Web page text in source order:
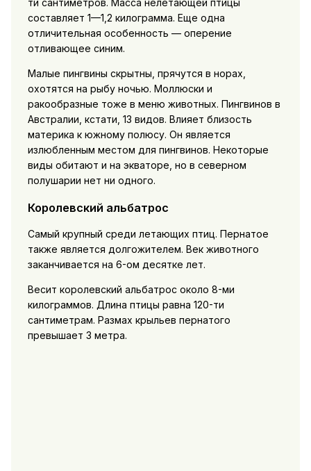
ти сантиметров. Масса нелетающей птицы
составляет 1—1,2 килограмма. Еще одна
отличительная особенность — оперение
отливающее синим.
Малые пингвины скрытны, прячутся в норах,
охотятся на рыбу ночью. Моллюски и
ракообразные тоже в меню животных. Пингвинов в
Австралии, кстати, 13 видов. Влияет близость
материка к южному полюсу. Он является
излюбленным местом для пингвинов. Некоторые
виды обитают и на экваторе, но в северном
полушарии нет ни одного.
Королевский альбатрос
Самый крупный среди летающих птиц. Пернатое
также является долгожителем. Век животного
заканчивается на 6-ом десятке лет.
Весит королевский альбатрос около 8-ми
килограммов. Длина птицы равна 120-ти
сантиметрам. Размах крыльев пернатого
превышает 3 метра.